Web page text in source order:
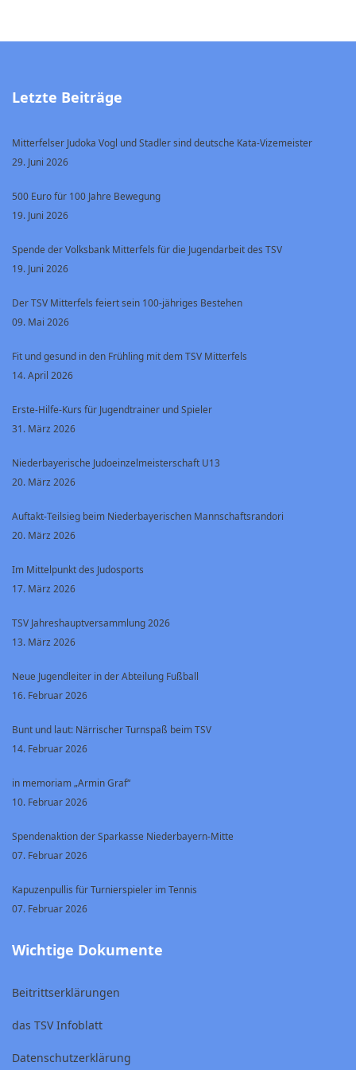
Letzte Beiträge
Mitterfelser Judoka Vogl und Stadler sind deutsche Kata-Vizemeister
29. Juni 2026
500 Euro für 100 Jahre Bewegung
19. Juni 2026
Spende der Volksbank Mitterfels für die Jugendarbeit des TSV
19. Juni 2026
Der TSV Mitterfels feiert sein 100-jähriges Bestehen
09. Mai 2026
Fit und gesund in den Frühling mit dem TSV Mitterfels
14. April 2026
Erste-Hilfe-Kurs für Jugendtrainer und Spieler
31. März 2026
Niederbayerische Judoeinzelmeisterschaft U13
20. März 2026
Auftakt-Teilsieg beim Niederbayerischen Mannschaftsrandori
20. März 2026
Im Mittelpunkt des Judosports
17. März 2026
TSV Jahreshauptversammlung 2026
13. März 2026
Neue Jugendleiter in der Abteilung Fußball
16. Februar 2026
Bunt und laut: Närrischer Turnspaß beim TSV
14. Februar 2026
in memoriam „Armin Graf“
10. Februar 2026
Spendenaktion der Sparkasse Niederbayern-Mitte
07. Februar 2026
Kapuzenpullis für Turnierspieler im Tennis
07. Februar 2026
Wichtige Dokumente
Beitrittserklärungen
das TSV Infoblatt
Datenschutzerklärung